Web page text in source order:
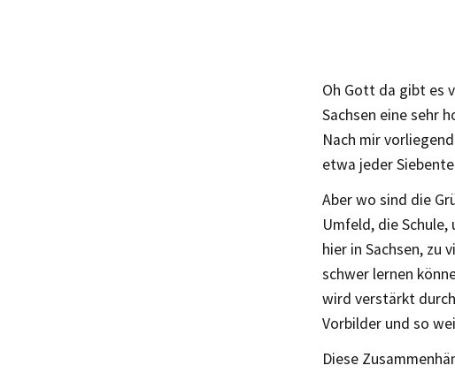
Oh Gott da gibt es
Sachsen eine sehr
Nach mir
etwa jeder
Aber wo sind die
Umfeld, die
hier in Sachsen, zu
schwer lernen
wird verstärkt
Vorbilder und so
Diese